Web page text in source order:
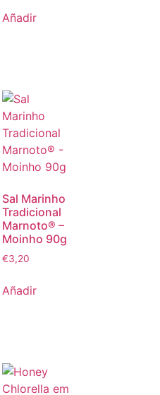
Añadir
Sal Marinho
Tradicional
Marnoto® –
Moinho 90g
€3,20
Añadir